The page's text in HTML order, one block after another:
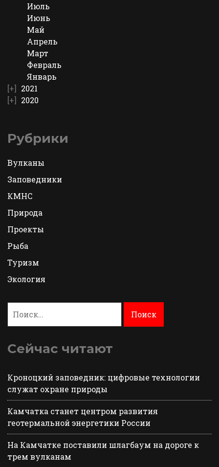
Июль
Июнь
Май
Апрель
Март
Февраль
Январь
2021
2020
Рубрики
Вулканы
Заповедники
КМНС
Природа
Проекты
Рыба
Туризм
Экология
Сейчас читают
Кроноцкий заповедник: цифровые технологии
служат охране природы
Камчатка станет центром развития
геотермальной энергетики России
На Камчатке поставили шлагбаум на дороге к
трем вулканам